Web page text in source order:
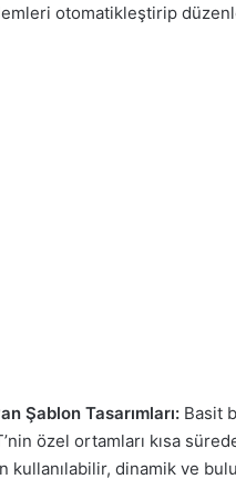
otomatikleştirip
Şablon Tasarımları: Basit
özel ortamları kısa
kullanılabilir, dinamik ve